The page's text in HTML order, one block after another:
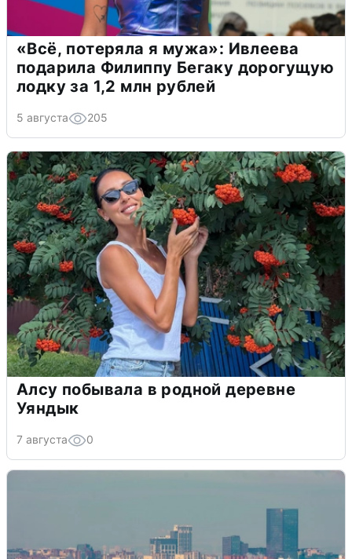
«Всё, потеряла я мужа»: Ивлеева
подарила Филиппу Бегаку дорогущую
лодку за 1,2 млн рублей
5 августа 205
Алсу побывала в родной деревне
Уяндык
7 августа 0